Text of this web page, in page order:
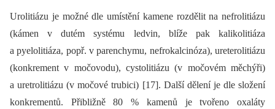
Urolitiázu je možné dle umístění kamene rozdělit na nefrolitiázu
(kámen v dutém systému ledvin, blíže pak kalikolitiáza
a pyelolitiáza, popř. v parenchymu, nefrokalcinóza), ureterolitiázu
(konkrement v močovodu), cystolitiázu (v močovém měchýři)
a uretrolitiázu (v močové trubici) [17]. Další dělení je dle složení
konkrementů. Přibližně 80 % kamenů je tvořeno oxaláty